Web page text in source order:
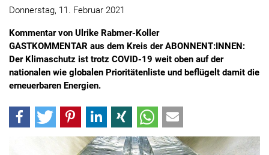
Donnerstag, 11. Februar 2021
Kommentar von Ulrike Rabmer-Koller
GASTKOMMENTAR aus dem Kreis der ABONNENT:INNEN:
Der Klimaschutz ist trotz COVID-19 weit oben auf der
nationalen wie globalen Prioritätenliste und beflügelt damit die
erneuerbaren Energien.